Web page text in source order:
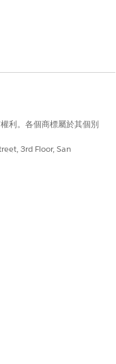
利。各個商標屬於其個別
3rd Floor, San